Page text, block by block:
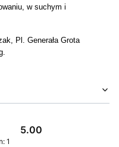
w suchym i
Pl. Generała Grota
5.00
1